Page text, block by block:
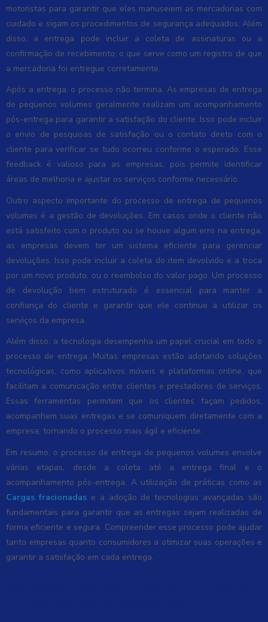
motoristas para garantir que eles manuseiem as mercadorias com
cuidado e sigam os procedimentos de segurança adequados. Além
disso, a entrega pode incluir a coleta de assinaturas ou a
confirmação de recebimento, o que serve como um registro de que
a mercadoria foi entregue corretamente.
Após a entrega, o processo não termina. As empresas de entrega
de pequenos volumes geralmente realizam um acompanhamento
pós-entrega para garantir a satisfação do cliente. Isso pode incluir
o envio de pesquisas de satisfação ou o contato direto com o
cliente para verificar se tudo ocorreu conforme o esperado. Esse
feedback é valioso para as empresas, pois permite identificar
áreas de melhoria e ajustar os serviços conforme necessário.
Outro aspecto importante do processo de entrega de pequenos
volumes é a gestão de devoluções. Em casos onde o cliente não
está satisfeito com o produto ou se houve algum erro na entrega,
as empresas devem ter um sistema eficiente para gerenciar
devoluções. Isso pode incluir a coleta do item devolvido e a troca
por um novo produto, ou o reembolso do valor pago. Um processo
de devolução bem estruturado é essencial para manter a
confiança do cliente e garantir que ele continue a utilizar os
serviços da empresa.
Além disso, a tecnologia desempenha um papel crucial em todo o
processo de entrega. Muitas empresas estão adotando soluções
tecnológicas, como aplicativos móveis e plataformas online, que
facilitam a comunicação entre clientes e prestadores de serviços.
Essas ferramentas permitem que os clientes façam pedidos,
acompanhem suas entregas e se comuniquem diretamente com a
empresa, tornando o processo mais ágil e eficiente.
Em resumo, o processo de entrega de pequenos volumes envolve
várias etapas, desde a coleta até a entrega final e o
acompanhamento pós-entrega. A utilização de práticas como as
Cargas fracionadase a adoção de tecnologias avançadas são
fundamentais para garantir que as entregas sejam realizadas de
forma eficiente e segura. Compreender esse processo pode ajudar
tanto empresas quanto consumidores a otimizar suas operações e
garantir a satisfação em cada entrega.